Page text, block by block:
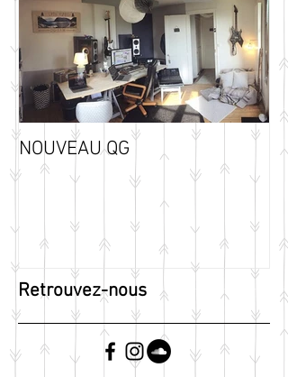
Retrouvez-nous
NOUVEAU QG